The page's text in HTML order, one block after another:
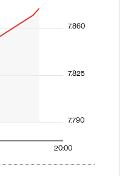
20:00
7.790
7.825
7.860